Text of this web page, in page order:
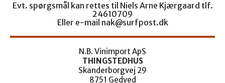
Evt. spørgsmål kan rettes til Niels Arne Kjærgaard tlf.
24610709
Eller e-mail nak@surfpost.dk
N.B. Vinimport ApS
THINGSTEDHUS
Skanderborgvej 29
8751 Gedved